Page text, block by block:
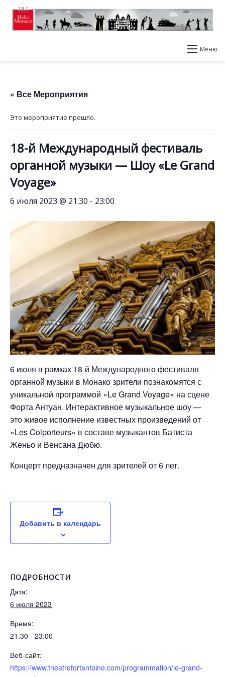
Меню
« Все Мероприятия
Это мероприятие прошло.
18-й Международный фестиваль
органной музыки — Шоу «Le Grand
Voyage»
6 июля 2023 @ 21:30 - 23:00
6 июля в рамках 18-й Международного фестиваля
органной музыки в Монако зрители познакомятся с
уникальной программой «Le Grand Voyage» на сцене
Форта Антуан. Интерактивное музыкальное шоу —
это живое исполнение известных произведений от
«Les Colporteurs» в составе музыкантов Батиста
Женьо и Венсана Дюбю.
Концерт предназначен для зрителей от 6 лет.
Добавить в календарь
ПОДРОБНОСТИ
Дата:
6 июля 2023
Время:
21:30 - 23:00
Веб-сайт:
https://www.theatrefortantoine.com/programmation/le-grand-